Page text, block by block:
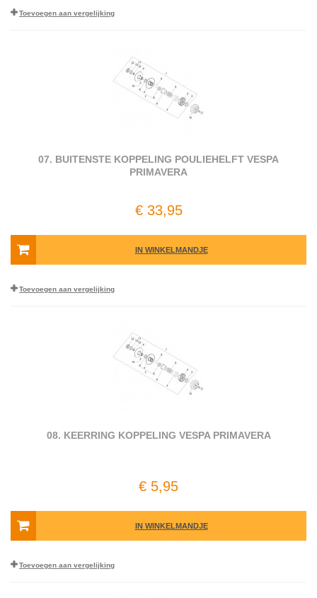
Toevoegen aan vergelijking
07. BUITENSTE KOPPELING POULIEHELFT VESPA
PRIMAVERA
€ 33,95
IN WINKELMANDJE
Toevoegen aan vergelijking
08. KEERRING KOPPELING VESPA PRIMAVERA
€ 5,95
IN WINKELMANDJE
Toevoegen aan vergelijking